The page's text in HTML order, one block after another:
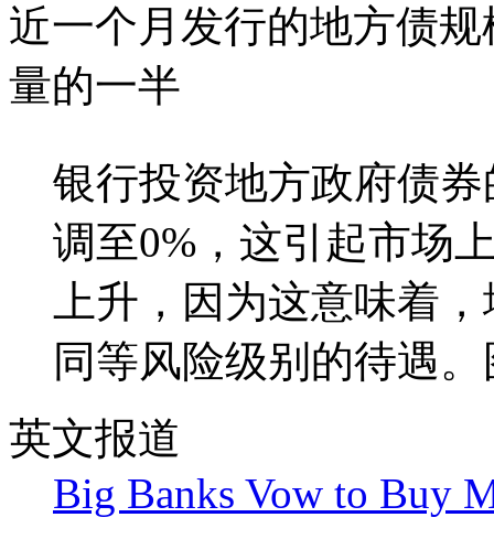
近一个月发行的地方债
量的一半
银行投资地方政府债
调至0%，这引起市场
上升，因为这意味着
同等风险级别的待遇
英文报道
Big Banks Vow to Buy